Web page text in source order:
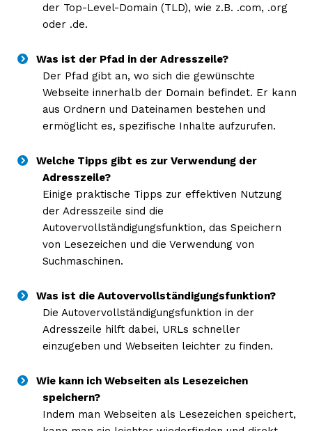
der Top-Level-Domain (TLD), wie z.B. .com, .org
oder .de.
Was ist der Pfad in der Adresszeile?
Der Pfad gibt an, wo sich die gewünschte
Webseite innerhalb der Domain befindet. Er kann
aus Ordnern und Dateinamen bestehen und
ermöglicht es, spezifische Inhalte aufzurufen.
Welche Tipps gibt es zur Verwendung der
Adresszeile?
Einige praktische Tipps zur effektiven Nutzung
der Adresszeile sind die
Autovervollständigungsfunktion, das Speichern
von Lesezeichen und die Verwendung von
Suchmaschinen.
Was ist die Autovervollständigungsfunktion?
Die Autovervollständigungsfunktion in der
Adresszeile hilft dabei, URLs schneller
einzugeben und Webseiten leichter zu finden.
Wie kann ich Webseiten als Lesezeichen
speichern?
Indem man Webseiten als Lesezeichen speichert,